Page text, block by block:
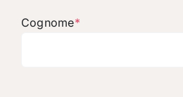
Cognome*